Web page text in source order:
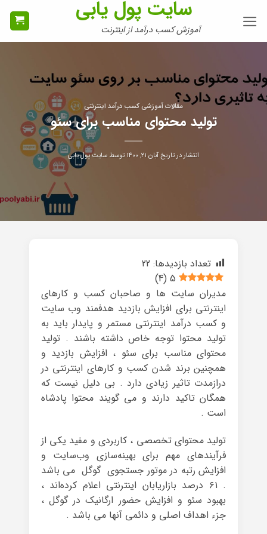
سایت پول یابی
آموزش کسب درآمد از اینترنت
مقالات آموزشی کسب درآمد اینترنتی
تولید محتوای مناسب برای سئو
انتشار در تاریخآبان ۲۱, ۱۴۰۰ توسط سایت پول یابی
تعداد بازدیدها: 22
5
(
4
)
مدیران سایت ها و صاحبان کسب و کارهای
اینترنتی برای افزایش بازدید هدفمند وب سایت
و کسب درآمد اینترنتی مستمر و پایدار باید به
تولید محتوا توجه خاص داشته باشند . تولید
محتوای مناسب برای سئو ، افزایش بازدید و
همچنین برند شدن کسب و کارهای اینترنتی در
درازمدت تاثیر زیادی دارد . بی دلیل نیست که
همگان تاکید دارند و می گویند محتوا پادشاه
است .
تولید محتوای تخصصی ، کاربردی و مفید یکی از
فرآیندهای مهم برای بهینه‌سازی وب‌سایت و
افزایش رتبه در موتور جستجوی گوگل می باشد
. ۶۱ درصد بازاریابان اینترنتی اعلام کرده‌اند ،
بهبود سئو و افزایش حضور ارگانیک در گوگل ،
جزء اهداف اصلی و دائمی آنها می باشد .